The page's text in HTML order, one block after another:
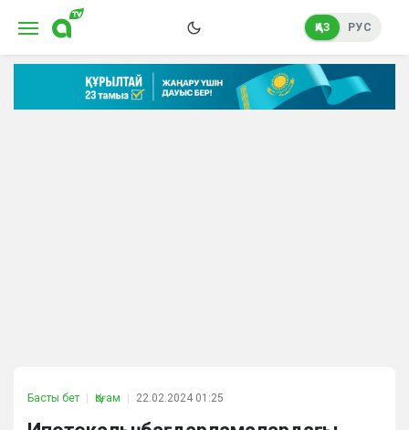
ҚАЗ РУС
Басты бет Қоғам 22.02.2024 01:25